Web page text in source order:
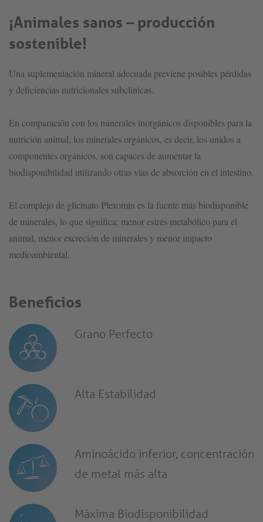
¡Animales sanos – producción
sostenible!
Una suplementación mineral adecuada previene posibles pérdidas
y deficiencias nutricionales subclínicas.
En comparación con los minerales inorgánicos disponibles para la
nutrición animal, los minerales orgánicos, es decir, los unidos a
componentes orgánicos, son capaces de aumentar la
biodisponibilidad utilizando otras vías de absorción en el intestino.
El complejo de glicinato Plexomin es la fuente más biodisponible
de minerales, lo que significa: menor estrés metabólico para el
animal, menor excreción de minerales y menor impacto
medioambiental.
Beneficios
Grano Perfecto
Alta Estabilidad
Aminoácido inferior, concentración
de metal más alta
Máxima Biodisponibilidad